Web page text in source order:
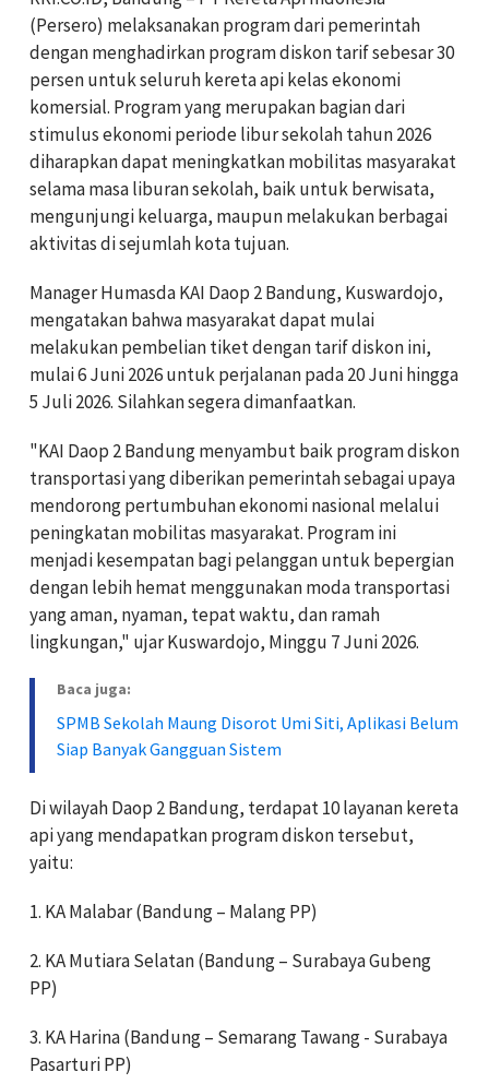
(Persero) melaksanakan program dari pemerintah
dengan menghadirkan program diskon tarif sebesar 30
persen untuk seluruh kereta api kelas ekonomi
komersial. Program yang merupakan bagian dari
stimulus ekonomi periode libur sekolah tahun 2026
diharapkan dapat meningkatkan mobilitas masyarakat
selama masa liburan sekolah, baik untuk berwisata,
mengunjungi keluarga, maupun melakukan berbagai
aktivitas di sejumlah kota tujuan.
Manager Humasda KAI Daop 2 Bandung, Kuswardojo,
mengatakan bahwa masyarakat dapat mulai
melakukan pembelian tiket dengan tarif diskon ini,
mulai 6 Juni 2026 untuk perjalanan pada 20 Juni hingga
5 Juli 2026. Silahkan segera dimanfaatkan.
"KAI Daop 2 Bandung menyambut baik program diskon
transportasi yang diberikan pemerintah sebagai upaya
mendorong pertumbuhan ekonomi nasional melalui
peningkatan mobilitas masyarakat. Program ini
menjadi kesempatan bagi pelanggan untuk bepergian
dengan lebih hemat menggunakan moda transportasi
yang aman, nyaman, tepat waktu, dan ramah
lingkungan," ujar Kuswardojo, Minggu 7 Juni 2026.
Baca juga:
SPMB Sekolah Maung Disorot Umi Siti, Aplikasi Belum
Siap Banyak Gangguan Sistem
Di wilayah Daop 2 Bandung, terdapat 10 layanan kereta
api yang mendapatkan program diskon tersebut,
yaitu:
1. KA Malabar (Bandung – Malang PP)
2. KA Mutiara Selatan (Bandung – Surabaya Gubeng
PP)
3. KA Harina (Bandung – Semarang Tawang - Surabaya
Pasarturi PP)